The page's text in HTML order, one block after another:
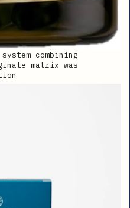
combining
matrix was